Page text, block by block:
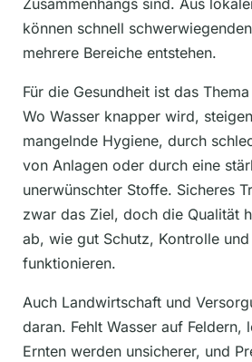
Zusammenhangs sind. Aus
können schnell
mehrere Bereiche entstehen.
Für die Gesundheit ist das
Wo Wasser knapper wird,
mangelnde Hygiene, durch
von Anlagen oder durch eine
unerwünschter Stoffe. Sicheres
zwar das Ziel, doch die Qualität
ab, wie gut Schutz, Kontrolle
funktionieren.
Auch Landwirtschaft und
daran. Fehlt Wasser auf Feldern,
Ernten werden unsicherer, und